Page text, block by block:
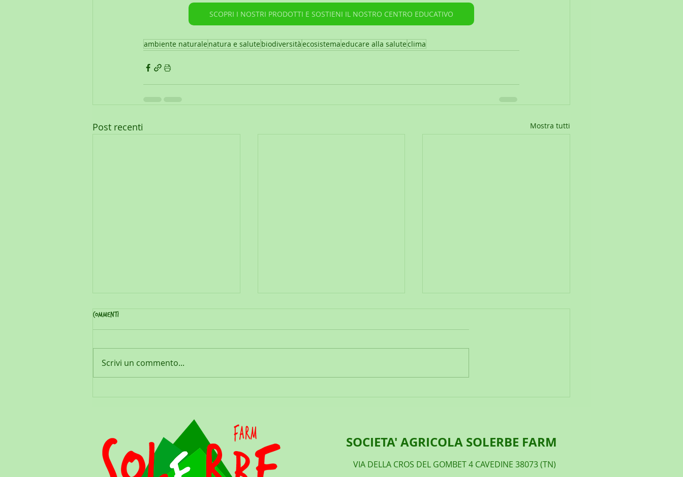
SCOPRI I NOSTRI PRODOTTI E SOSTIENI IL NOSTRO CENTRO EDUCATIVO
ambiente naturale natura e salute biodiversitàecosistemaeducare alla saluteclima
Post recenti Mostra tutti
Commenti
Scrivi un commento...
SOCIETA' AGRICOLA SOLERBE FARM
VIA DELLA CROS DEL GOMBET 4 CAVEDINE 38073 (TN)